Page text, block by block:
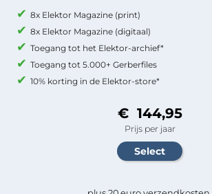
8x Elektor Magazine (print)
8x Elektor Magazine (digitaal)
Toegang tot het Elektor-archief*
Toegang tot 5.000+ Gerberfiles
10% korting in de Elektor-store*
€ 144,95
Prijs per jaar